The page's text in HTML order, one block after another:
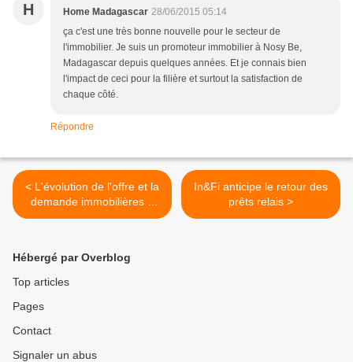
H Home Madagascar 28/06/2015 05:14
ça c'est une très bonne nouvelle pour le secteur de
l'immobilier. Je suis un promoteur immobilier à Nosy Be,
Madagascar depuis quelques années. Et je connais bien
l'impact de ceci pour la filière et surtout la satisfaction de
chaque côté.
Répondre
< L'évolution de l'offre et la
demande immobilières à
Perpignan
In&Fi anticipe le retour des
prêts relais >
Hébergé par Overblog
Top articles
Pages
Contact
Signaler un abus